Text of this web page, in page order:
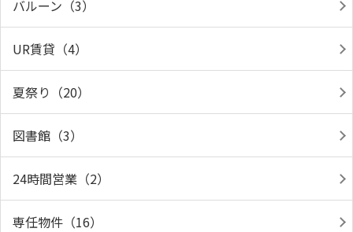
バルーン（3）
UR賃貸（4）
夏祭り（20）
図書館（3）
24時間営業（2）
専任物件（16）